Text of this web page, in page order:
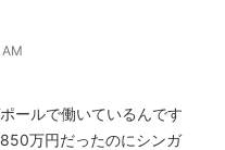
ールで働いているんです
万円だったのにシンガ